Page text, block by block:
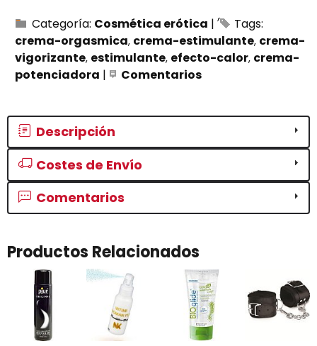
Categoría: Cosmética erótica |
Tags:
crema-orgasmica crema-estimulante crema-
vigorizante estimulante efecto-calor crema-
potenciadora | Comentarios
Descripción
Costes de Envío
Comentarios
Productos Relacionados